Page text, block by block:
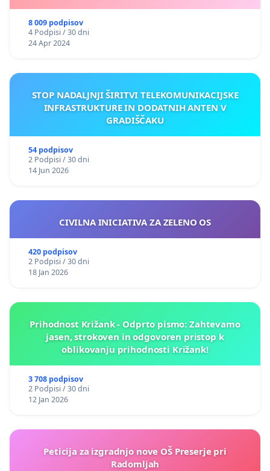
8 009 podpisov
4 Podpisi / 30 dni
24 Apr 2024
STOP NADALJNJI ŠIRITVI TELEKOMUNIKACIJSKE
INFRASTRUKTURE IN DODATNIH ANTEN V
GRADIŠČAKU
54 podpisov
2 Podpisi / 30 dni
14 Jun 2026
CIVILNA INICIATIVA ZA ZELENO OS
420 podpisov
2 Podpisi / 30 dni
18 Jan 2026
Prihodnost Križank - Odprto pismo: Zahtevamo
jasen, strokoven in odgovoren pristop k
oblikovanju prihodnosti Križank!
3 708 podpisov
2 Podpisi / 30 dni
12 Jan 2026
Peticija za izgradnjo nove OŠ Preserje pri
Radomljah